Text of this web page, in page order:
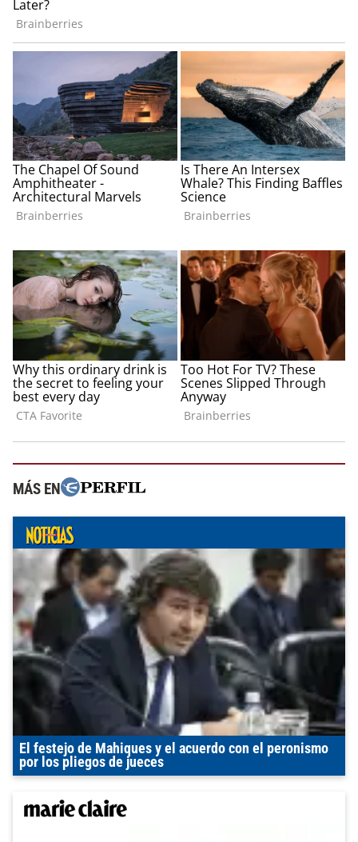
MÁS EN
El festejo de Mahiques y el acuerdo con el peronismo
por los pliegos de jueces